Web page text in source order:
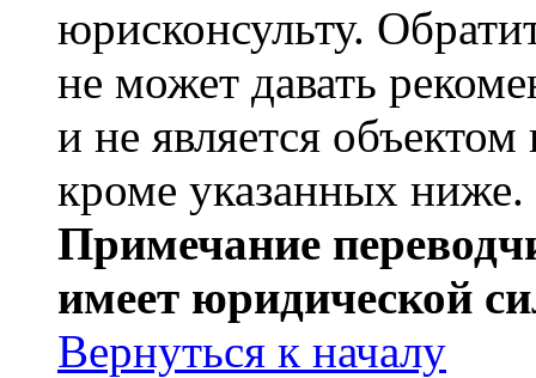
юрисконсульту.
не может давать
и не является
кроме указанных ниже.
Примечание
имеет юридической
Вернуться к началу